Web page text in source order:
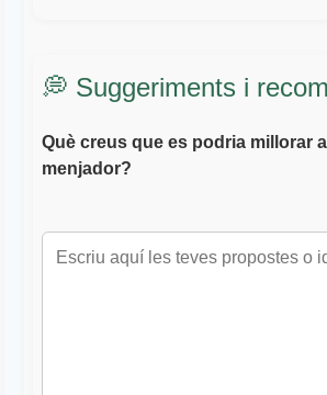
💭 Suggeriments i
Què creus que es podria millorar
menjador?